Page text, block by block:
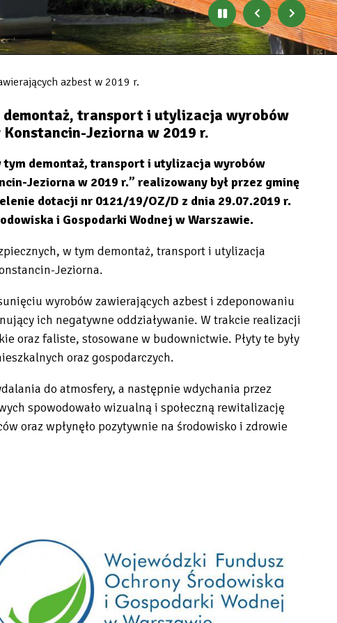
Zatrzymaj
automatyczne
zmienianie
się
Poprzedni
banner
Następny
baner
azbest w 2019 r.
demontaż, transport i utylizacja wyrobów
Jeziorna w 2019 r.
tym demontaż, transport i utylizacja wyrobów
Jeziorna w 2019 r.” realizowany był przez gminę
dotacji nr 0121/19/OZ/D z dnia 29.07.2019 r.
i Gospodarki Wodnej w Warszawie.
w tym demontaż, transport i utylizacja
Jeziorna.
wyrobów zawierających azbest i zdeponowaniu
ich negatywne oddziaływanie. W trakcie realizacji
oraz faliste, stosowane w budownictwie. Płyty te były
oraz gospodarczych.
do atmosfery, a następnie wdychania przez
spowodowało wizualną i społeczną rewitalizację
oraz wpłynęło pozytywnie na środowisko i zdrowie